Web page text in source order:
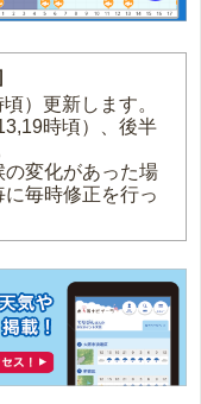
）更新します。
時頃）、後半
変化があった場
毎時修正を行っ